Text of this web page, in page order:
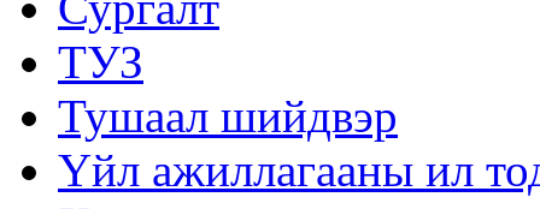
ТУЗ
Тушаал шийдвэр
Үйл ажиллагааны ил